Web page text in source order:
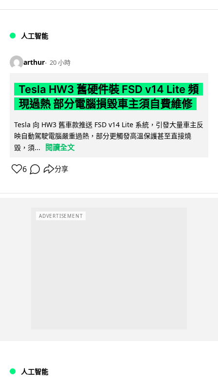
人工智能
arthur 20 小時
Tesla HW3 舊硬件裝 FSD v14 Lite 頻
現過熱 部分電腦損毀車主須自費維修
Tesla 向 HW3 舊車款推送 FSD v14 Lite 系統，引發大量車主反
映自動駕駛電腦嚴重過熱，部分更觸發高溫保護甚至直接燒
毀，須...
閱讀全文
6 分享
ADVERTISEMENT
人工智能